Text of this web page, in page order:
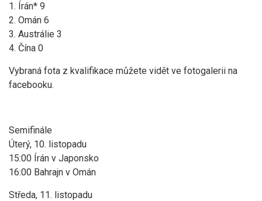
1. Írán* 9
2. Omán 6
3. Austrálie 3
4. Čína 0
Vybraná fota z kvalifikace můžete vidět ve fotogalerii na
facebooku.
Semifinále
Úterý, 10. listopadu
15:00 Írán v Japonsko
16:00 Bahrajn v Omán
Středa, 11. listopadu